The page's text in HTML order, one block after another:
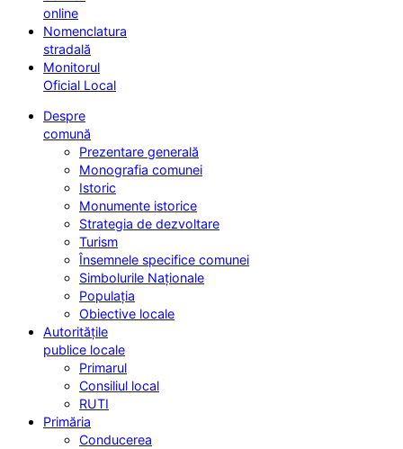
online
Nomenclatura
stradală
Monitorul
Oficial Local
Despre
comună
Prezentare generală
Monografia comunei
Istoric
Monumente istorice
Strategia de dezvoltare
Turism
Însemnele specifice comunei
Simbolurile Naționale
Populația
Obiective locale
Autoritățile
publice locale
Primarul
Consiliul local
RUTI
Primăria
Conducerea